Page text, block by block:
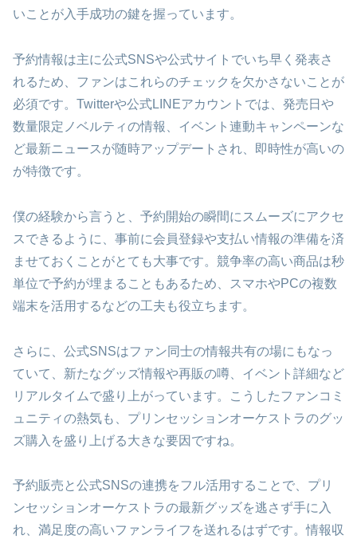
いことが入手成功の鍵を握っています。
予約情報は主に公式SNSや公式サイトでいち早く発表さ
れるため、ファンはこれらのチェックを欠かさないことが
必須です。Twitterや公式LINEアカウントでは、発売日や
数量限定ノベルティの情報、イベント連動キャンペーンな
ど最新ニュースが随時アップデートされ、即時性が高いの
が特徴です。
僕の経験から言うと、予約開始の瞬間にスムーズにアクセ
スできるように、事前に会員登録や支払い情報の準備を済
ませておくことがとても大事です。競争率の高い商品は秒
単位で予約が埋まることもあるため、スマホやPCの複数
端末を活用するなどの工夫も役立ちます。
さらに、公式SNSはファン同士の情報共有の場にもなっ
ていて、新たなグッズ情報や再販の噂、イベント詳細など
リアルタイムで盛り上がっています。こうしたファンコミ
ュニティの熱気も、プリンセッションオーケストラのグッ
ズ購入を盛り上げる大きな要因ですね。
予約販売と公式SNSの連携をフル活用することで、プリ
ンセッションオーケストラの最新グッズを逃さず手に入
れ、満足度の高いファンライフを送れるはずです。情報収